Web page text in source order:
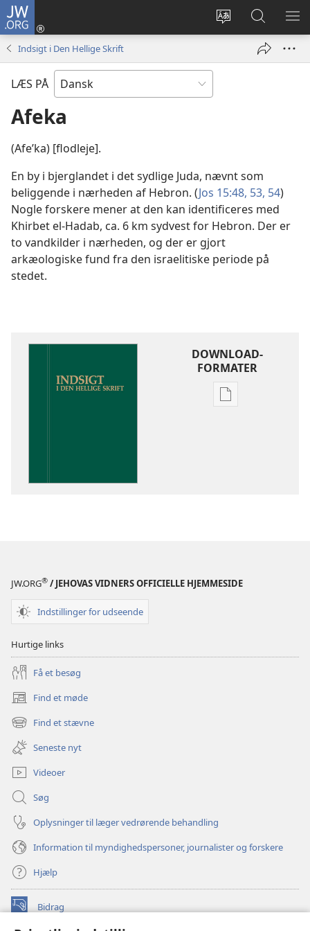
JW.ORG
Vælg
Log
på
vindue)
Søg
på
JW.ORG
VIS
Indsigt i Den Hellige Skrift
LÆS PÅ
Afeka
(Afeʹka) [flodleje].
En by i bjerglandet i det sydlige Juda, nævnt som
beliggende i nærheden af Hebron. (Jos 15:48, 53, 54)
Nogle forskere mener at den kan identificeres med
Khirbet el-Hadab, ca. 6 km sydvest for Hebron. Der er
to vandkilder i nærheden, og der er gjort
arkæologiske fund fra den israelitiske periode på
stedet.
DOWNLOAD-
FORMATER
Indstillinger
JW.ORG® / JEHOVAS VIDNERS OFFICIELLE HJEMMESIDE
Indstillinger for udseende
Hurtige links
Få et besøg
Find et møde
(åbner
nyt
vindue)
Find et stævne
(åbner
nyt
vindue)
Seneste nyt
Videoer
Søg
Oplysninger til læger vedrørende behandling
Information til myndighedspersoner, journalister og forskere
Hjælp
Bidrag
(åbner